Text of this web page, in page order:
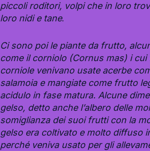
piccoli roditori, volpi che in loro
loro nidi e tane.
Ci sono poi le piante da frutto,
come il corniolo (Cornus mas) i
corniole venivano usate acerbe
salamoia e mangiate come frutto
acidulo in fase matura. Alcune
gelso, detto anche l’albero delle
somiglianza dei suoi frutti con la
gelso era coltivato e molto diffuso
perché veniva usato per gli